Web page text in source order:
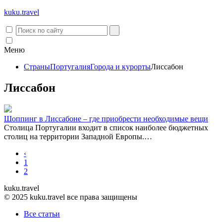
kuku.travel
Меню
СтраныПортугалияГорода и курортыЛиссабон
Лиссабон
Шоппинг в Лиссабоне – где приобрести необходимые вещи
Столица Португалии входит в список наиболее бюджетных
столиц на территории Западной Европы.…
‹
1
2
kuku.travel
© 2025 kuku.travel все права защищены
Все статьи